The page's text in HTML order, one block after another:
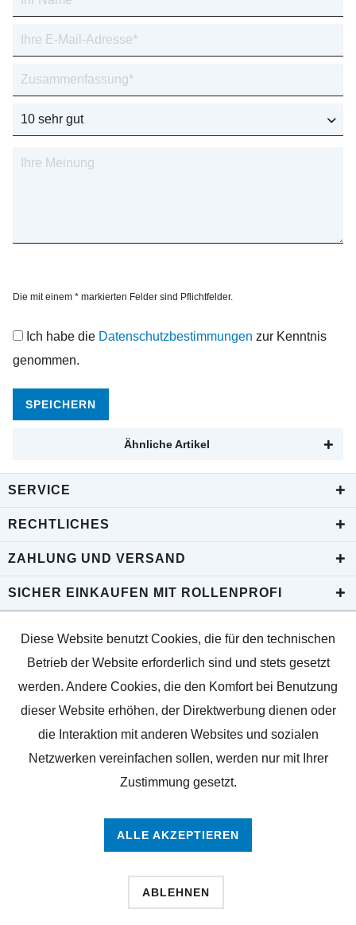
Die mit einem * markierten Felder sind Pflichtfelder.
Ich habe die Datenschutzbestimmungen zur Kenntnis
genommen.
SPEICHERN
Ähnliche Artikel
SERVICE
RECHTLICHES
ZAHLUNG UND VERSAND
SICHER EINKAUFEN MIT ROLLENPROFI
Diese Website benutzt Cookies, die für den technischen
Betrieb der Website erforderlich sind und stets gesetzt
werden. Andere Cookies, die den Komfort bei Benutzung
dieser Website erhöhen, der Direktwerbung dienen oder
die Interaktion mit anderen Websites und sozialen
Netzwerken vereinfachen sollen, werden nur mit Ihrer
Zustimmung gesetzt.
ALLE AKZEPTIEREN
ABLEHNEN